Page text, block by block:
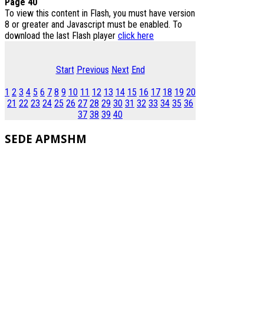
To view this content in Flash, you must have version
8 or greater and Javascript must be enabled. To
download the last Flash player click here
Start Previous Next End
1 2 3 4 5 6 7 8 9 10 11 12 13 14 15 16 17 18 19 20
21 22 23 24 25 26 27 28 29 30 31 32 33 34 35 36
37 38 39 40
SEDE APMSHM